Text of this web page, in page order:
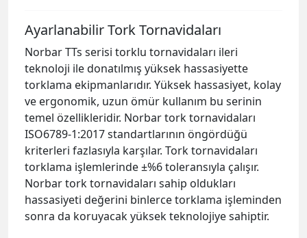
Ayarlanabilir Tork Tornavidaları
Norbar TTs serisi torklu tornavidaları ileri
teknoloji ile donatılmış yüksek hassasiyette
torklama ekipmanlarıdır. Yüksek hassasiyet, kolay
ve ergonomik, uzun ömür kullanım bu serinin
temel özellikleridir. Norbar tork tornavidaları
ISO6789-1:2017 standartlarının öngördüğü
kriterleri fazlasıyla karşılar. Tork tornavidaları
torklama işlemlerinde ±%6 toleransıyla çalışır.
Norbar tork tornavidaları sahip oldukları
hassasiyeti değerini binlerce torklama işleminden
sonra da koruyacak yüksek teknolojiye sahiptir.